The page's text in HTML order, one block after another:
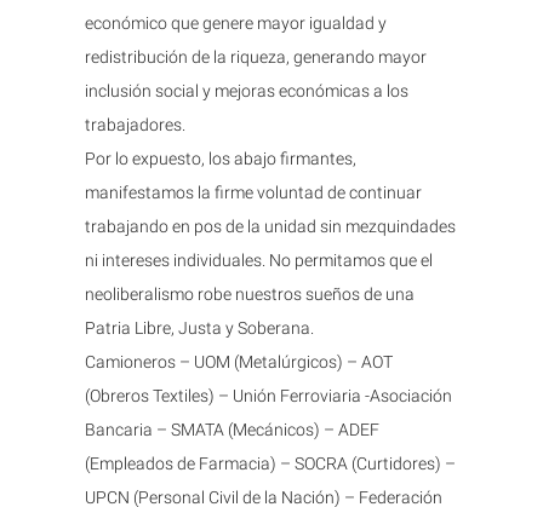
económico que genere mayor igualdad y
redistribución de la riqueza, generando mayor
inclusión social y mejoras económicas a los
trabajadores.
Por lo expuesto, los abajo firmantes,
manifestamos la firme voluntad de continuar
trabajando en pos de la unidad sin mezquindades
ni intereses individuales. No permitamos que el
neoliberalismo robe nuestros sueños de una
Patria Libre, Justa y Soberana.
Camioneros – UOM (Metalúrgicos) – AOT
(Obreros Textiles) – Unión Ferroviaria -Asociación
Bancaria – SMATA (Mecánicos) – ADEF
(Empleados de Farmacia) – SOCRA (Curtidores) –
UPCN (Personal Civil de la Nación) – Federación